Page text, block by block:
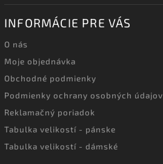
INFORMÁCIE PRE VÁS
O nás
Moje objednávka
Obchodné podmienky
Podmienky ochrany osobných údajov
Reklamačný poriadok
Tabulka velikostí - pánske
Tabulka velikostí - dámské